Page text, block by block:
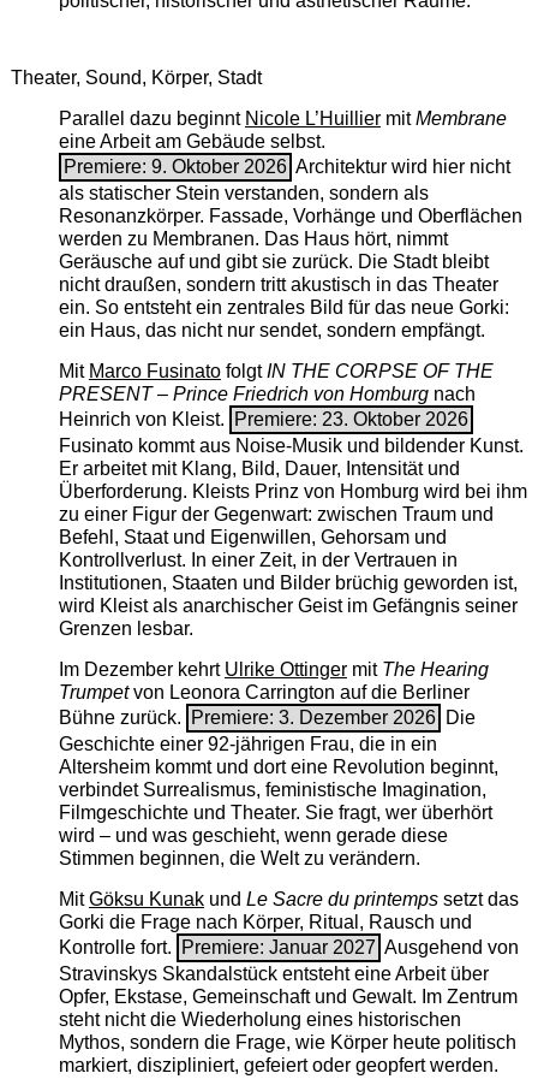
Theater, Sound, Körper, Stadt
Parallel dazu beginnt Nicole L’Huilliermit ­Membrane
eine Arbeit am Gebäude selbst.
Premiere: 9. Oktober 2026 Architektur wird hier nicht
als statischer Stein verstanden, sondern als
Resonanzkörper. Fassade, Vorhänge und Oberflächen
werden zu Membranen. Das Haus hört, nimmt
Geräusche auf und gibt sie zurück. Die Stadt bleibt
nicht draußen, sondern tritt akustisch in das Theater
ein. So entsteht ein zentrales Bild für das neue Gorki:
ein Haus, das nicht nur sendet, sondern empfängt.
Mit Marco FusinatofolgtIN THE CORPSE OF THE
PRESENT – Prince Friedrich von Homburgnach
Heinrich von Kleist.
Premiere: 23. Oktober 2026
Fusinato kommt aus Noise-Musik und bildender Kunst.
Er arbeitet mit Klang, Bild, Dauer, Intensität und
Überforderung. Kleists Prinz von Homburg wird bei ihm
zu einer Figur der Gegenwart: zwischen Traum und
Befehl, Staat und Eigenwillen, Gehorsam und
Kontrollverlust. In einer Zeit, in der Vertrauen in
Institutionen, Staaten und Bilder brüchig geworden ist,
wird Kleist als anarchischer Geist im Gefängnis seiner
Grenzen lesbar.
Im Dezember kehrt Ulrike Ottingermit The ­Hearing
Trumpetvon Leonora Carrington auf die Berliner
Bühne zurück.
Premiere: 3. Dezember 2026 Die
Geschichte einer 92-jährigen Frau, die in ein
Altersheim kommt und dort eine Revolution beginnt,
verbindet Surrealismus, feministische Imagination,
Filmgeschichte und Theater. Sie fragt, wer überhört
wird – und was geschieht, wenn gerade diese
Stimmen beginnen, die Welt zu verändern.
MitGöksu Kunakund Le Sacre du printempssetzt das
Gorki die Frage nach Körper, Ritual, Rausch und
Kontrolle fort.
Premiere: Januar 2027 Ausgehend von
Stravinskys Skandalstück entsteht eine Arbeit über
Opfer, Ekstase, Gemeinschaft und Gewalt. Im Zentrum
steht nicht die Wiederholung eines historischen
Mythos, sondern die Frage, wie Körper heute politisch
markiert, diszipliniert, gefeiert oder geopfert werden.